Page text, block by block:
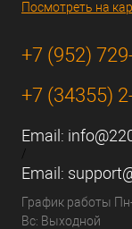
Посмотреть на
+7 (952)
+7 (34355)
Email:
/
Email:
График работы
Вс: Выходной